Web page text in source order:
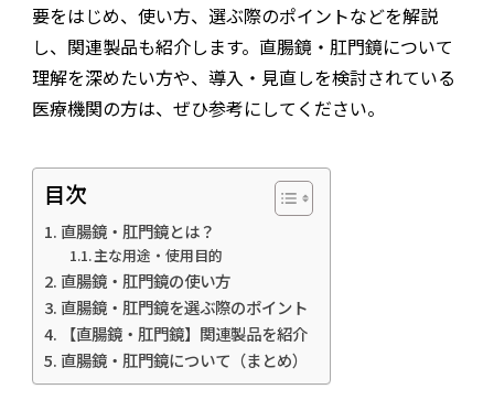
要をはじめ、使い方、選ぶ際のポイントなどを解説
し、関連製品も紹介します。直腸鏡・肛門鏡について
理解を深めたい方や、導入・見直しを検討されている
医療機関の方は、ぜひ参考にしてください。
目次
直腸鏡・肛門鏡とは？
主な用途・使用目的
直腸鏡・肛門鏡の使い方
直腸鏡・肛門鏡を選ぶ際のポイント
【直腸鏡・肛門鏡】関連製品を紹介
直腸鏡・肛門鏡について（まとめ）